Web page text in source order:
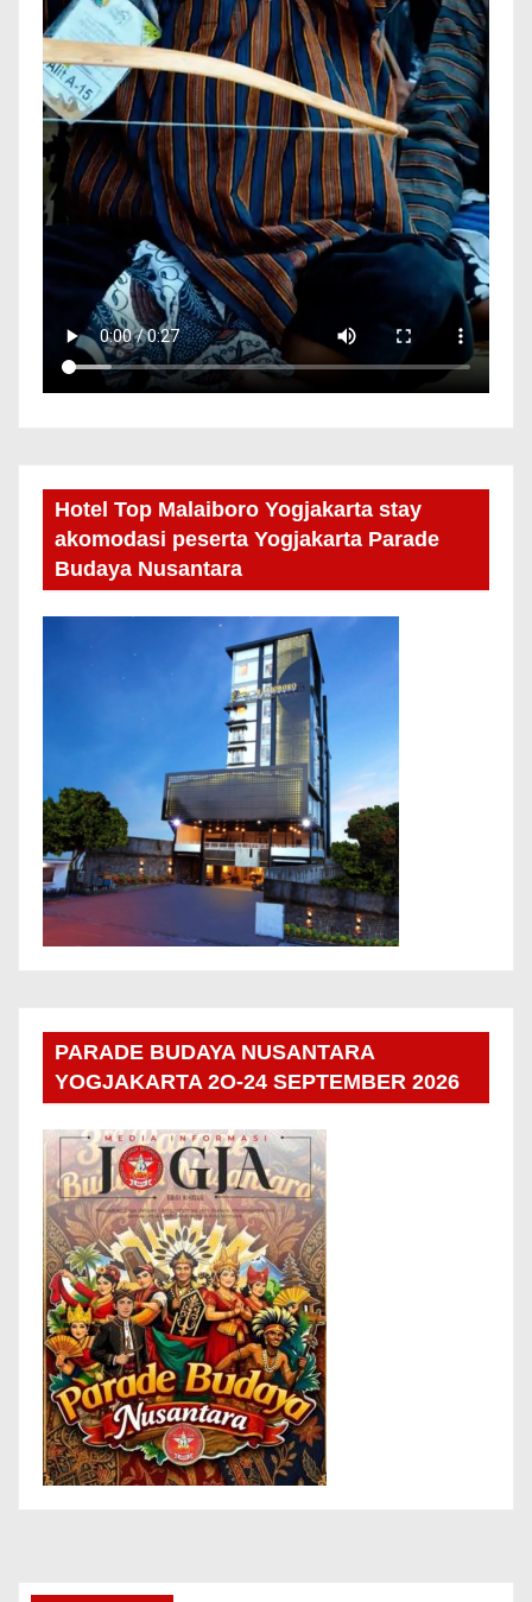
Hotel Top Malaiboro Yogjakarta stay
akomodasi peserta Yogjakarta Parade
Budaya Nusantara
PARADE BUDAYA NUSANTARA
YOGJAKARTA 2O-24 SEPTEMBER 2026